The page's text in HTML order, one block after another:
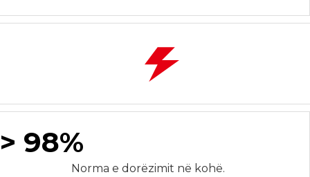
> 98%
Norma e dorëzimit në kohë.